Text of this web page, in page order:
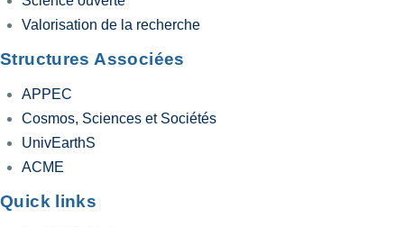
Valorisation de la recherche
Structures Associées
APPEC
Cosmos, Sciences et Sociétés
UnivEarthS
ACME
Quick links